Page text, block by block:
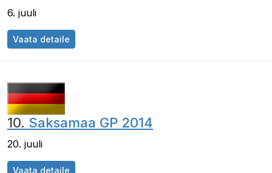
6. juuli
Vaata detaile
10. Saksamaa GP 2014
20. juuli
Vaata detaile